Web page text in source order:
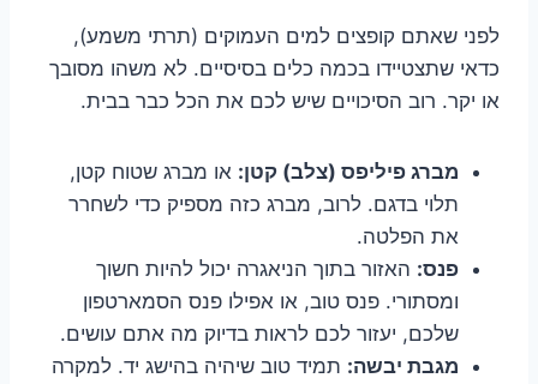
לפני שאתם קופצים למים העמוקים (תרתי משמע),
כדאי שתצטיידו בכמה כלים בסיסיים. לא משהו מסובך
או יקר. רוב הסיכויים שיש לכם את הכל כבר בבית.
מברג פיליפס (צלב) קטן: או מברג שטוח קטן,
תלוי בדגם. לרוב, מברג כזה מספיק כדי לשחרר
את הפלטה.
פנס: האזור בתוך הניאגרה יכול להיות חשוך
ומסתורי. פנס טוב, או אפילו פנס הסמארטפון
שלכם, יעזור לכם לראות בדיוק מה אתם עושים.
מגבת יבשה: תמיד טוב שיהיה בהישג יד. למקרה